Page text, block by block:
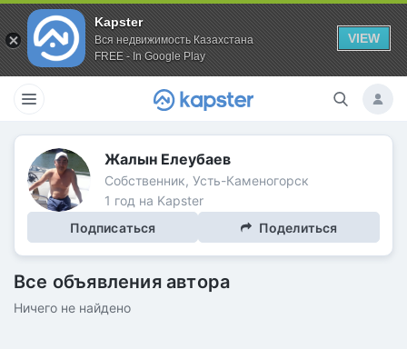
Kapster
Вся недвижимость Казахстана
FREE - In Google Play
VIEW
Жалын Елеубаев
Собственник, Усть-Каменогорск
1 год на Kapster
Подписаться
Поделиться
Все объявления автора
Ничего не найдено